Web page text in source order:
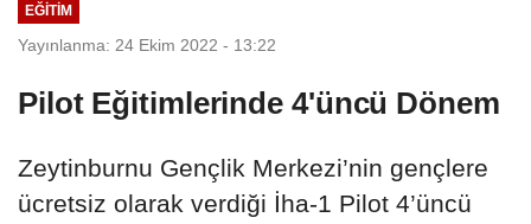
EĞİTİM
Yayınlanma: 24 Ekim 2022 - 13:22
Pilot Eğitimlerinde 4'üncü Dönem
Zeytinburnu Gençlik Merkezi’nin gençlere
ücretsiz olarak verdiği İha-1 Pilot 4’üncü